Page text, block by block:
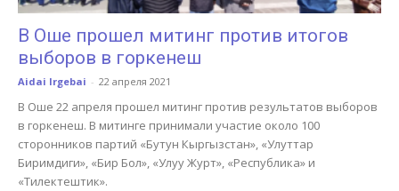
В Оше прошел митинг против итогов
выборов в горкенеш
Aidai Irgebai - 22 апреля 2021
В Оше 22 апреля прошел митинг против результатов выборов
в горкенеш. В митинге принимали участие около 100
сторонников партий «Бутун Кыргызстан», «Улуттар
Биримдиги», «Бир Бол», «Улуу Журт», «Республика» и
«Тилектештик».